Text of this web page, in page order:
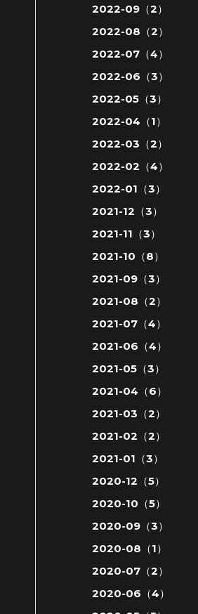
2022-09（2）
2022-08（2）
2022-07（4）
2022-06（3）
2022-05（3）
2022-04（1）
2022-03（2）
2022-02（4）
2022-01（3）
2021-12（3）
2021-11（3）
2021-10（8）
2021-09（3）
2021-08（2）
2021-07（4）
2021-06（4）
2021-05（3）
2021-04（6）
2021-03（2）
2021-02（2）
2021-01（3）
2020-12（5）
2020-10（5）
2020-09（3）
2020-08（1）
2020-07（2）
2020-06（4）